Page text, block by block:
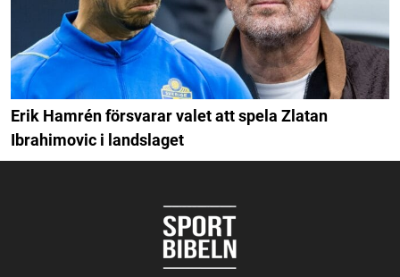
Erik Hamrén försvarar valet att spela Zlatan
Ibrahimovic i landslaget